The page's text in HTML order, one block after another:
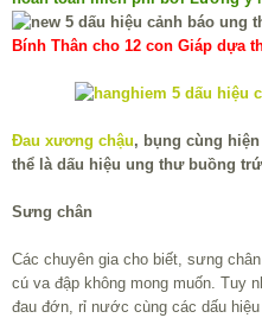
Bính Thân cho 12 con Giáp dựa
Đau xương chậu, bụng cùng
thể là dấu hiệu ung thư buồng
Sưng chân
Các chuyên gia cho biết, sưng
cú va đập không mong muốn. Tuy
đau đớn, rỉ nước cùng các dấu